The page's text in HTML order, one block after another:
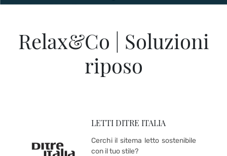
Relax&Co | Soluzioni
riposo
LETTI DITRE ITALIA
Cerchi il sitema letto sostenibile
con il tuo stile?